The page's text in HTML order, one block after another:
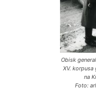
Obisk
XV. korpusa
na
Foto: